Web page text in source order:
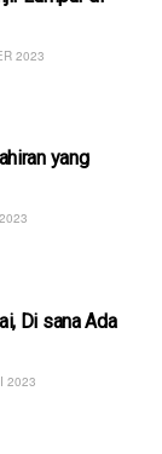
2023
yang
Di sana Ada
2023